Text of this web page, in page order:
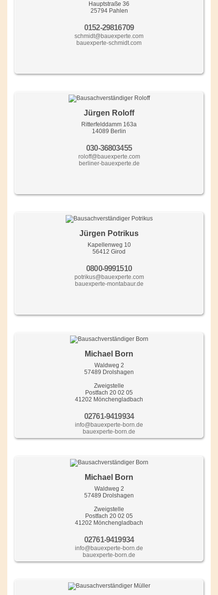
Hauptstraße 36
25794 Pahlen
0152-29816709
schmidt@bauexperte.com
bauexperte-schmidt.com
Jürgen Roloff
Ritterfelddamm 163a
14089 Berlin
030-36803455
roloff@bauexperte.com
berliner-bauexperte.de
Jürgen Potrikus
Kapellenweg 10
56412 Girod
0800-9991510
potrikus@bauexperte.com
bauexperte-montabaur.de
Michael Born
Waldweg 2
57489 Drolshagen
Zweigstelle
Postfach 20 02 05
41202 Mönchengladbach
02761-9419934
info@bauexperte-born.de
bauexperte-born.de
Michael Born
Waldweg 2
57489 Drolshagen
Zweigstelle
Postfach 20 02 05
41202 Mönchengladbach
02761-9419934
info@bauexperte-born.de
bauexperte-born.de